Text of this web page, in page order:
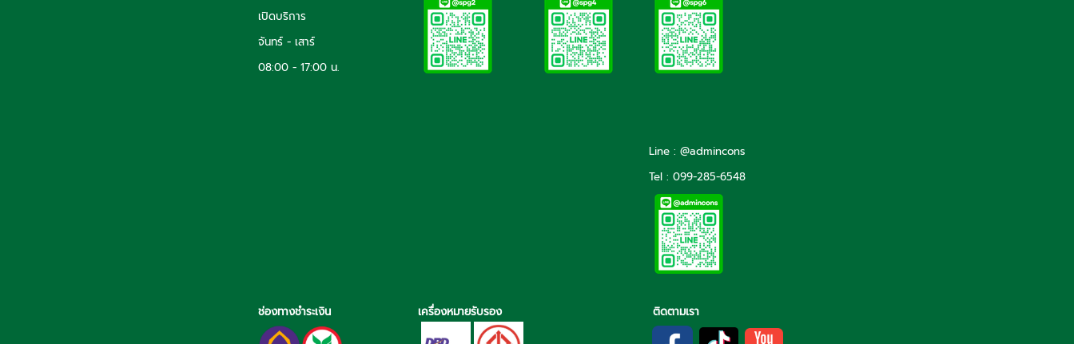
เปิดบริการ
จันทร์ - เสาร์
08:00 - 17:00 น.
Line : @admincons
Tel : 099-285-6548
ช่องทางชำระเงิน เครื่องหมายรับรอง ติดตามเรา